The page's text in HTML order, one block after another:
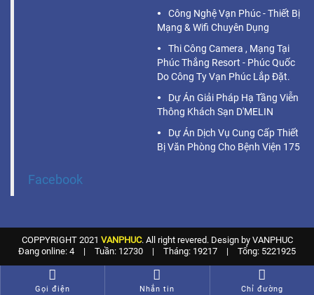
Công Nghệ Vạn Phúc - Thiết Bị
Mạng & Wifi Chuyên Dụng
Thi Công Camera , Mạng Tại
Phúc Thắng Resort - Phúc Quốc
Do Công Ty Vạn Phúc Lắp Đặt.
Dự Án Giải Pháp Hạ Tầng Viễn
Thông Khách Sạn D'MELIN
Dự Án Dịch Vụ Cung Cấp Thiết
Bị Văn Phòng Cho Bệnh Viện 175
Facebook
COPPYRIGHT 2021 VANPHUC. All right revered. Design by VANPHUC
Đang online: 4
| Tuần: 12730 | Tháng: 19217 | Tổng: 5221925
Gọi điện Nhắn tin Chỉ đường